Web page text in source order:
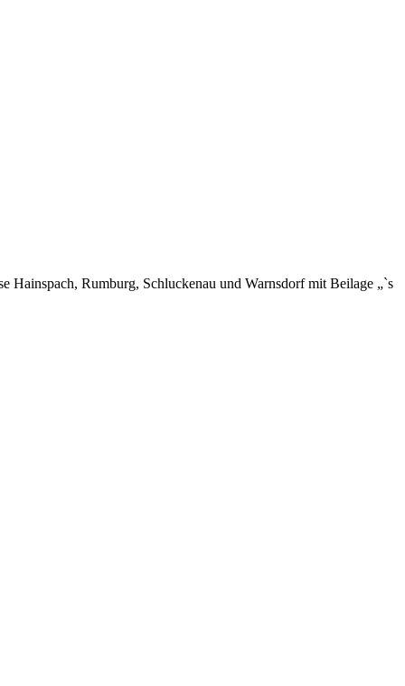
Hainspach, Rumburg, Schluckenau und Warnsdorf mit Beilage „`s